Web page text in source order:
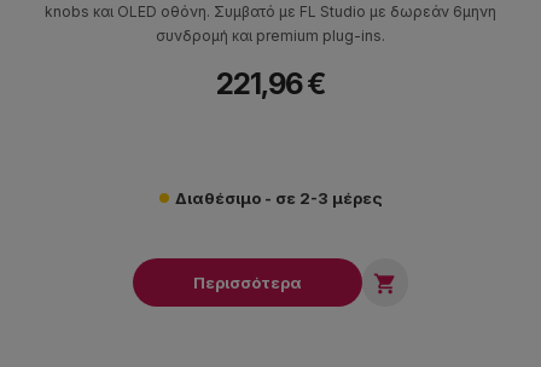
knobs και OLED οθόνη. Συμβατό με FL Studio με δωρεάν 6μηνη
συνδρομή και premium plug-ins.
221,96 €
Διαθέσιμο - σε 2-3 μέρες
Περισσότερα 